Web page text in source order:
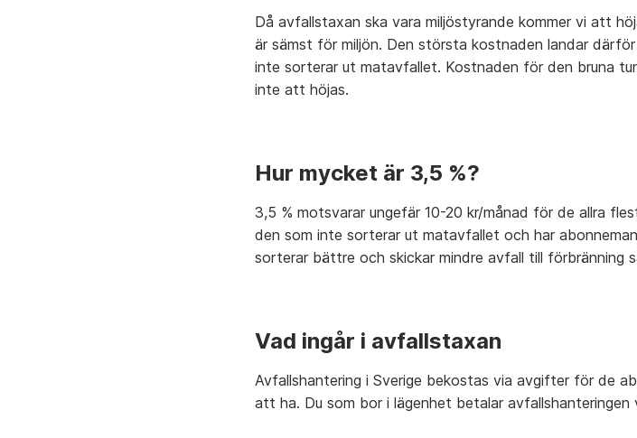
Då avfallstaxan ska vara miljöstyrande kommer vi att
är sämst för miljön. Den största kostnaden landar
inte sorterar ut matavfallet. Kostnaden för den bruna
inte att höjas.
Hur mycket är 3,5 %?
3,5 % motsvarar ungefär 10-20 kr/månad för de allra
den som inte sorterar ut matavfallet och har
sorterar bättre och skickar mindre avfall till förbränning
Vad ingår i avfallstaxan
Avfallshantering i Sverige bekostas via avgifter för de
att ha. Du som bor i lägenhet betalar avfallshanteringen